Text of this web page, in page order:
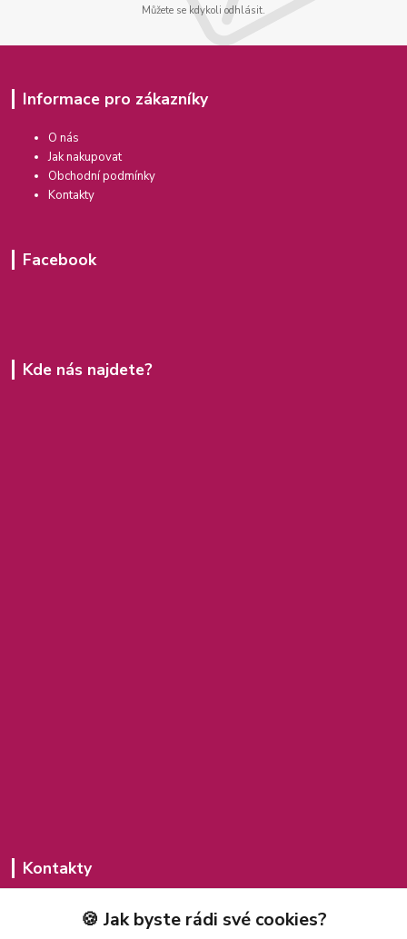
Můžete se kdykoli odhlásit.
Informace pro zákazníky
O nás
Jak nakupovat
Obchodní podmínky
Kontakty
Facebook
Kde nás najdete?
Kontakty
775 435 591🍪 Jak byste rádi své cookies?